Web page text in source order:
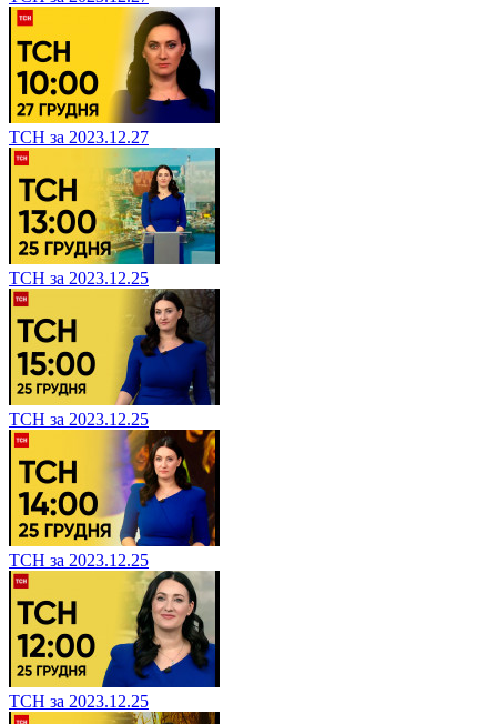
ТСН за 2023.12.27
ТСН за 2023.12.25
ТСН за 2023.12.25
ТСН за 2023.12.25
ТСН за 2023.12.25